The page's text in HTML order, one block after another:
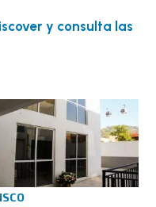
y consulta las